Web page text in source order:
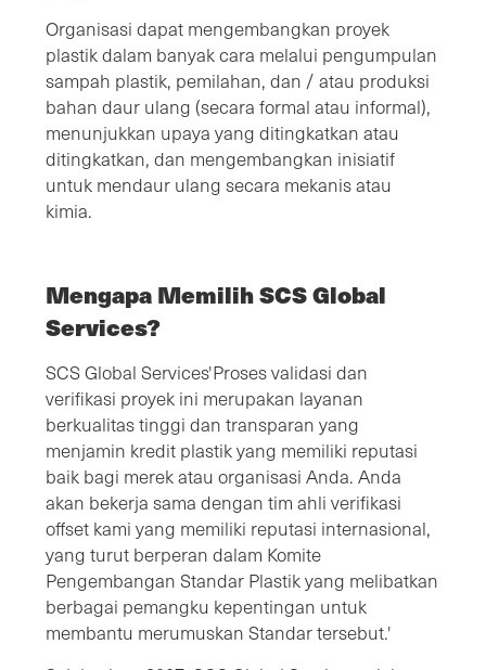
Organisasi dapat mengembangkan proyek
plastik dalam banyak cara melalui pengumpulan
sampah plastik, pemilahan, dan / atau produksi
bahan daur ulang (secara formal atau informal),
menunjukkan upaya yang ditingkatkan atau
ditingkatkan, dan mengembangkan inisiatif
untuk mendaur ulang secara mekanis atau
kimia.
Mengapa Memilih SCS Global
Services?
SCS Global Services'Proses validasi dan
verifikasi proyek ini merupakan layanan
berkualitas tinggi dan transparan yang
menjamin kredit plastik yang memiliki reputasi
baik bagi merek atau organisasi Anda. Anda
akan bekerja sama dengan tim ahli verifikasi
offset kami yang memiliki reputasi internasional,
yang turut berperan dalam Komite
Pengembangan Standar Plastik yang melibatkan
berbagai pemangku kepentingan untuk
membantu merumuskan Standar tersebut.'